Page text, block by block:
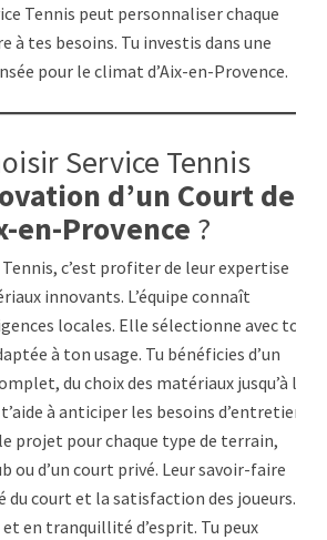
Tennis peut personnaliser chaque
à tes besoins. Tu investis dans une
pour le climat d’Aix-en-Provence.
Service Tennis
d’un Court de
en-Provence ?
Tennis, c’est profiter de leur expertise
innovants. L’équipe connaît
locales. Elle sélectionne avec toi
à ton usage. Tu bénéficies d’un
du choix des matériaux jusqu’à la
à anticiper les besoins d’entretien.
projet pour chaque type de terrain,
ou d’un court privé. Leur savoir-faire
court et la satisfaction des joueurs.
en tranquillité d’esprit. Tu peux